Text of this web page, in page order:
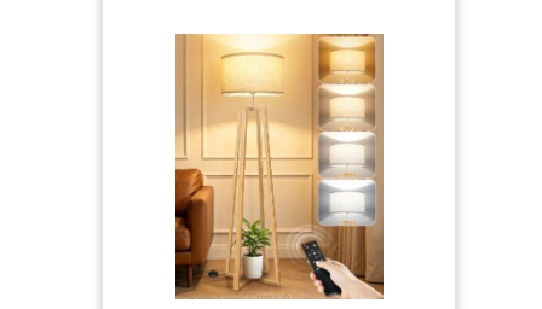
votre espace [Petite Taille et Économie d'Espace]
Avec une hauteur de 36 cm, la lampe de chevet
bois est compacte, pratique et peu encombrante,
s'adapte aux petits coins, idéale pour le bureau, le
chevet, le chambre, le salon, etc. Le cordon et
l'interrupteur transparents donnent un aspect
soigné au bureau, pas de fils en désordre [Base
Trépied Stable] La base de la lampe de table LED
est fabriquée en bois de haute qualité et le trépied
fournit une base stable pour une utilisation en
toute sécurité. Sans avoir à vous soucier d'un
basculement accidentel, vous pouvez vous
concentrer sur le plaisir d'une lumière agréable
[Facile à Installer] Pas besoin d'étapes
d'installation compliquées, ni d'outils